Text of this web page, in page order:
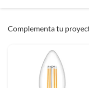
Complementa tu